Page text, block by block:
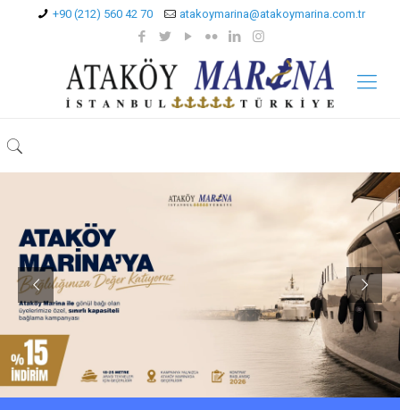
+90 (212) 560 42 70 atakoymarina@atakoymarina.com.tr